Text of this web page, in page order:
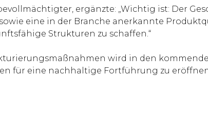
ergänzte: „Wichtig ist: Der
eine in der Branche anerkannte
Strukturen zu schaffen.“
wird in den
für eine nachhaltige Fortführung zu